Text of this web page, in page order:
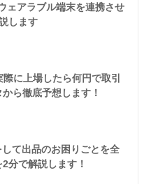
アラブル端末を連携させ
します
に上場したら何円で取引
ら徹底予想します！
て出品のお困りごとを全
分で解説します！